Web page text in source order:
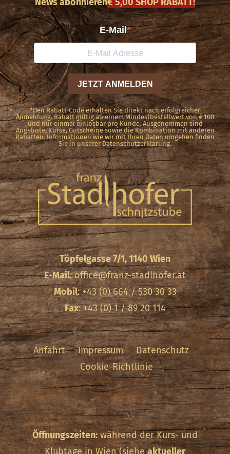
*Den Rabatt-Code erhalten Sie direkt nach erfolgreicher
Anmeldung. Rabatt gültig ab einem Mindestbestellwert von € 100
und nur einmal einlösbar pro Kunde. Ausgenommen sind
Angebote, Kurse, Gutscheine sowie die Kombination mit anderen
Rabatten. Informationen wie wir mit Ihren Daten umgehen finden
Sie in unserer Datenschutzerklärung.
Töpfelgasse 7/1, 1140 Wien
E-Mail:office@franz-stadlhofer.at
Mobil: +43 (0) 664 / 530 30 33
Fax: +43 (0) 1 / 89 20 114
Anfahrt Impressum
Datenschutz
Cookie-Richtlinie
Öffnungszeiten:während der Kurs- und
Klubtage in Wien (sieheaktueller